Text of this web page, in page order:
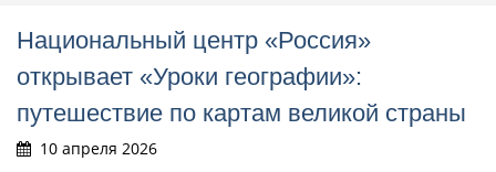
Национальный центр «Россия»
открывает «Уроки географии»:
путешествие по картам великой страны
10 апреля 2026